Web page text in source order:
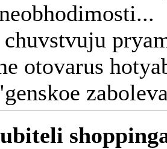
chuvstvuju
otovarus